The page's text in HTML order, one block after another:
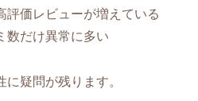
評価レビューが増えている
数だけ異常に多い
疑問が残ります。